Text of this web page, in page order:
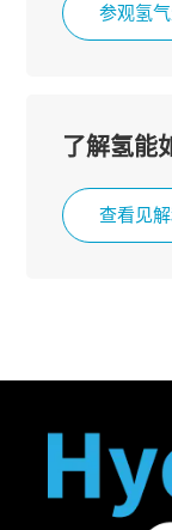
参观氢
了解氢能
查看见